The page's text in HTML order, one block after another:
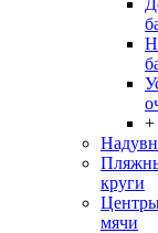
круги
мячи